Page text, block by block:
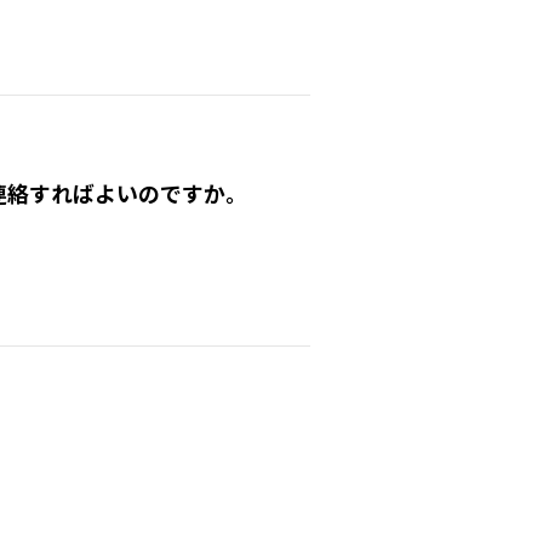
すればよいのですか。